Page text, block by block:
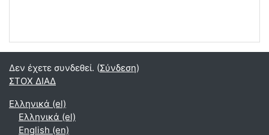
Δεν έχετε συνδεθεί. (Σύνδεση)
ΣΤΟΧ ΔΙΑΔ
Ελληνικά ‎(el)‎
Ελληνικά ‎(el)‎
English ‎(en)‎